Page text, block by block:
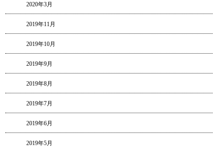
2020年3月
2019年11月
2019年10月
2019年9月
2019年8月
2019年7月
2019年6月
2019年5月